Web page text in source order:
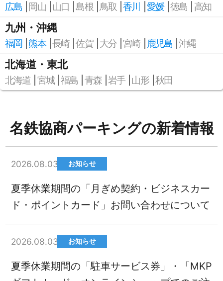
広島 岡山 山口 島根 鳥取 香川 愛媛 徳島 高知
九州・沖縄
福岡 熊本 長崎 佐賀 大分 宮崎 鹿児島 沖縄
北海道・東北
北海道 宮城 福島 青森 岩手 山形 秋田
名鉄協商パーキングの新着情報
2026.08.03 お知らせ
夏季休業期間の「月ぎめ契約・ビジネスカー
ド・ポイントカード」お問い合わせについて
2026.08.03 お知らせ
夏季休業期間の「駐車サービス券」・「MKP